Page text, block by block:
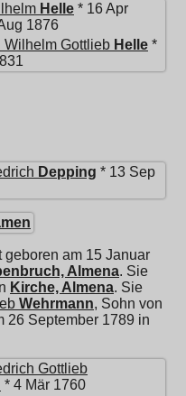
Helle * 16 Apr
1876
Wilhelm Gottlieb Helle *
Depping * 13 Sep
geboren am 15 Januar
Almena. Sie
Kirche, Almena. Sie
Wehrmann, Sohn von
26 September 1789 in
Gottlieb
* 4 Mär 1760